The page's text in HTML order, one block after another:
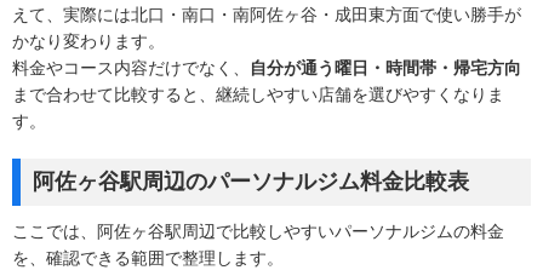
えて、実際には北口・南口・南阿佐ヶ谷・成田東方面で使い勝手が
かなり変わります。
料金やコース内容だけでなく、
自分が通う曜日・時間帯・帰宅方向
まで合わせて比較すると、継続しやすい店舗を選びやすくなりま
す。
阿佐ヶ谷駅周辺のパーソナルジム料金比較表
ここでは、阿佐ヶ谷駅周辺で比較しやすいパーソナルジムの料金
を、確認できる範囲で整理します。